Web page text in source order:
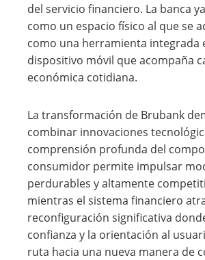
del servicio financiero. La banca
como un espacio físico al que se
como una herramienta integrada
dispositivo móvil que acompaña
económica cotidiana.
La transformación de Brubank
combinar innovaciones
comprensión profunda del
consumidor permite impulsar
perdurables y altamente
mientras el sistema financiero
reconfiguración significativa
confianza y la orientación al
ruta hacia una nueva manera de